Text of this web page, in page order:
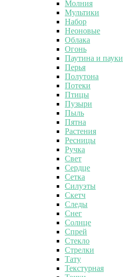
Молния
Мультики
Набор
Неоновые
Облака
Огонь
Паутина и пауки
Перья
Полутона
Потеки
Птицы
Пузыри
Пыль
Пятна
Растения
Ресницы
Ручка
Свет
Сердце
Сетка
Силуэты
Скетч
Следы
Снег
Солнце
Спрей
Стекло
Стрелки
Тату
Текстурная